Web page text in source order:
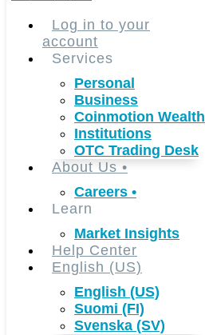
languageLog in to your
account
Services
Personal
Business
Coinmotion Wealth
Institutions
OTC Trading Desk
About Us •
Careers •
Learn
Market Insights
Help Center
English (US)
English (US)
Suomi (FI)
Svenska (SV)